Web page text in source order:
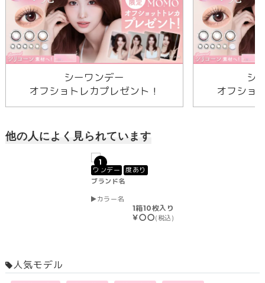
シーワンデー
オフショトレカプレゼント！
シ
オフショ
他の人によく見られています
1
ワンデー
度あり
ブランド名
カラー名
1箱10枚入り
￥〇〇(税込)
人気モデル